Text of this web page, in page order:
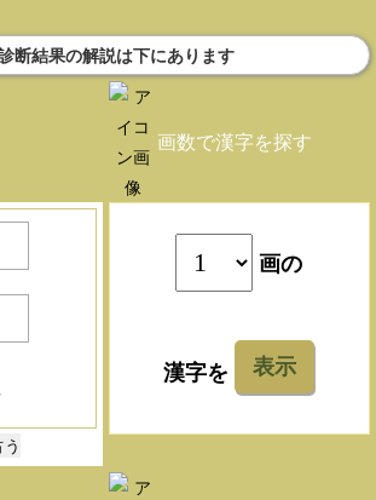
断結果の解説は下にあります
画数で漢字を探す
画の
漢字を 表示